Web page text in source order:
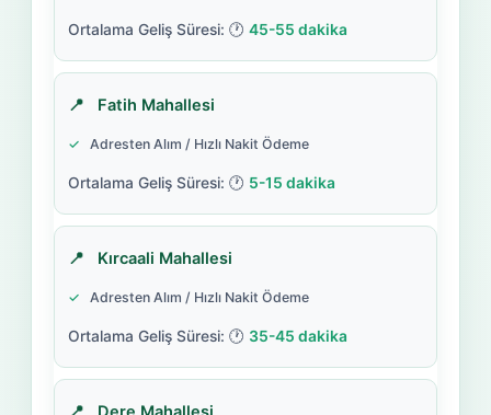
45-55 dakika
Fatih Mahallesi
Adresten Alım / Hızlı Nakit Ödeme
5-15 dakika
Kırcaali Mahallesi
Adresten Alım / Hızlı Nakit Ödeme
35-45 dakika